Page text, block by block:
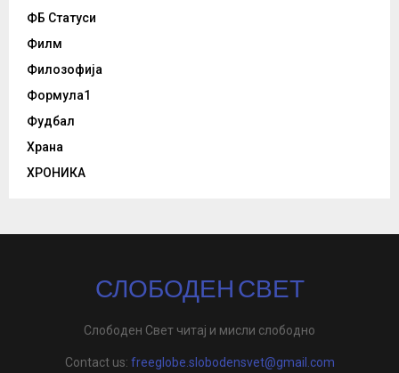
ФБ Статуси
Филм
Филозофија
Формула1
Фудбал
Храна
ХРОНИКА
СЛОБОДЕН СВЕТ
Слободен Свет читај и мисли слободно
Contact us: freeglobe.slobodensvet@gmail.com